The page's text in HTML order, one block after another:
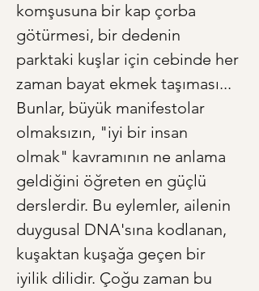
komşusuna bir kap çorba
götürmesi, bir dedenin
parktaki kuşlar için cebinde her
zaman bayat ekmek taşıması...
Bunlar, büyük manifestolar
olmaksızın, "iyi bir insan
olmak" kavramının ne anlama
geldiğini öğreten en güçlü
derslerdir. Bu eylemler, ailenin
duygusal DNA'sına kodlanan,
kuşaktan kuşağa geçen bir
iyilik dilidir. Çoğu zaman bu